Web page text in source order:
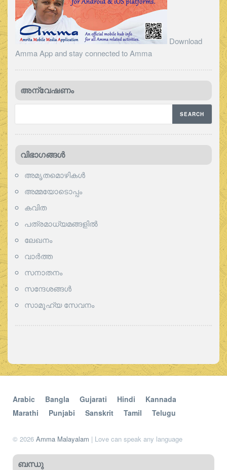
Download
Amma App and stay connected to Amma
അന്വേഷണം
വിഭാഗങ്ങള്‍
അമൃതമൊഴികള്‍
അമ്മയോടൊപ്പം
കവിത
പത്രമാധ്യമങ്ങളില്‍
ലേഖനം
വാര്‍ത്ത
സനാതനം
സന്ദേശങ്ങൾ
സാമൂഹ്യ സേവനം
Arabic Bangla Gujarati Hindi
Kannada
Marathi
Punjabi Sanskrit Tamil Telugu
© 2026 Amma Malayalam | Love can speak any language
ബന്ധു